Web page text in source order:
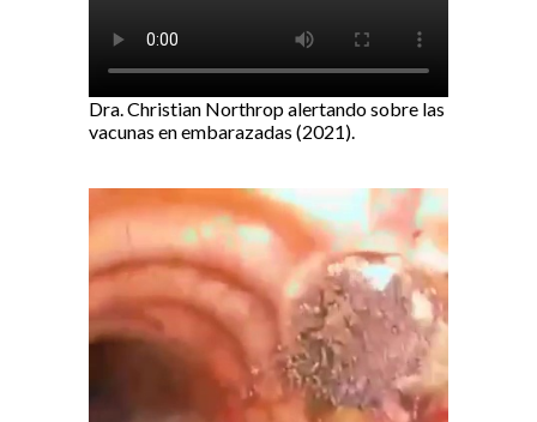
Dra. Christian Northrop alertando sobre las
vacunas en embarazadas (2021).